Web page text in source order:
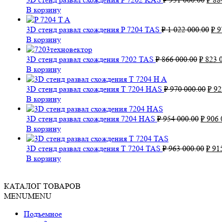
₽
В корзину
3D стенд развал схождения P 7204 TAS ₽1 022 000.00
₽ 1
₽
В корзину
3D стенд развал схождения 7202 TAS ₽866 000.00
₽ 866
₽ 823
В корзину
3D стенд развал схождения T 7204 HAS ₽970 000.00
₽
₽
В корзину
3D стенд развал схождения 7204 HAS ₽954 000.00
₽ 954
₽ 906
В корзину
3D стенд развал схождения T 7204 TAS ₽963 000.00 ₽
В корзину
КАТАЛОГ ТОВАРОВ
MENUMENU
Подъемное